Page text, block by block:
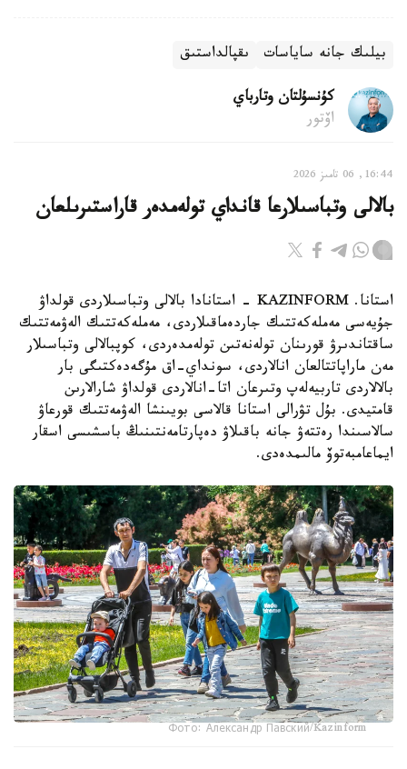
بيلىك جانە ساياسات ىقپالداستىق
كۇنسۇلتان وتارباي
اۆتور
16:44, 06 تامىز 2026
بالالى وتباسىلارعا قانداي تولەمدەر قاراستىرىلعان
استانا. KAZINFORM - استانادا بالالى وتباسىلاردى قولداۋ
جۇيەسى مەملەكەتتىك جاردەماقىلاردى، مەملەكەتتىك الەۋمەتتىك
ساقتاندىرۋ قورىنان تولەنەتىن تولەمدەردى، كوپبالالى وتباسىلار
مەن ماراپاتتالعان انالاردى، سونداي-اق مۇگەدەكتىگى بار
بالالاردى تاربيەلەپ وتىرعان اتا-انالاردى قولداۋ شارالارىن
قامتيدى. بۇل تۋرالى استانا قالاسى بويىنشا الەۋمەتتىك قورعاۋ
سالاسىندا رەتتەۋ جانە باقىلاۋ دەپارتامەنتىنىڭ باسشىسى اسقار
ايماعامبەتوۆ مالىمدەدى.
Фото: Александр Павский/Kazinform